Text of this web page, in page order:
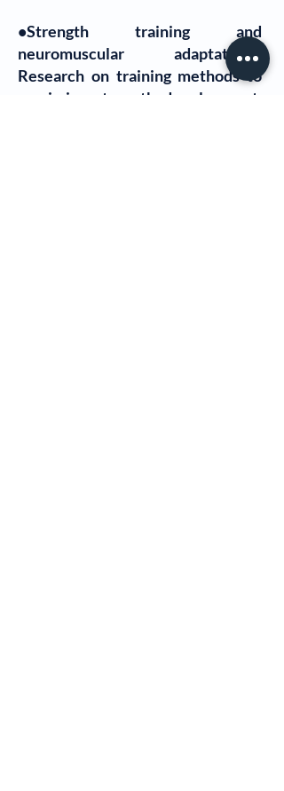
•Strength training and
neuromuscular adaptations:
Research on training methods to
maximize strength development,